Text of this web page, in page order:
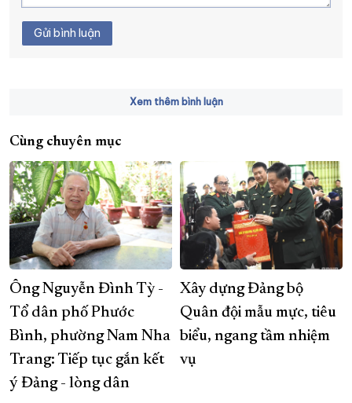
Gửi bình luận
Xem thêm bình luận
Cùng chuyên mục
Ông Nguyễn Đình Tỳ -
Tổ dân phố Phước
Bình, phường Nam Nha
Trang: Tiếp tục gắn kết
ý Đảng - lòng dân
Xây dựng Đảng bộ
Quân đội mẫu mực, tiêu
biểu, ngang tầm nhiệm
vụ